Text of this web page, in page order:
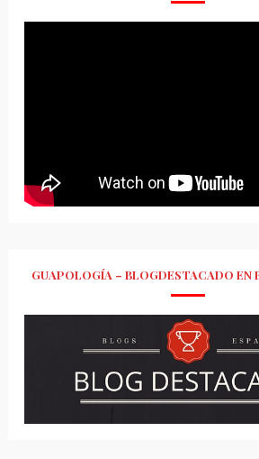
GUAPOLOGÍA – BLOGDESTACADO EN